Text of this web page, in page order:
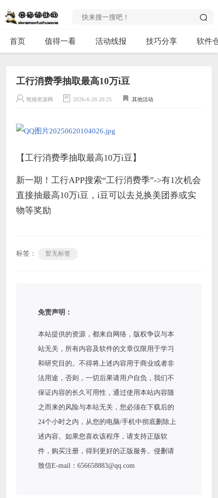
首页 值得一看 活动线报 技巧分享 软件
工行消费季抽取最高10万i豆
熊猫资源网 2026-6-26 20:25 其他活动
【工行消费季抽取最高10万i豆】
新一期！工行APP搜索“工行消费季”->有1次机会
直接抽最高10万i豆，i豆可以去兑换美团券或实
物等奖励
标签： 暂无标签
免责声明：
本站提供的资源，都来自网络，版权争议与本
站无关，所有内容及软件的文章仅限用于学习
和研究目的。不得将上述内容用于商业或者非
法用途，否则，一切后果请用户自负，我们不
保证内容的长久可用性，通过使用本站内容随
之而来的风险与本站无关，您必须在下载后的
24个小时之内，从您的电脑/手机中彻底删除上
述内容。如果您喜欢该程序，请支持正版软
件，购买注册，得到更好的正版服务。侵删请
致信E-mail：656658883@qq.com